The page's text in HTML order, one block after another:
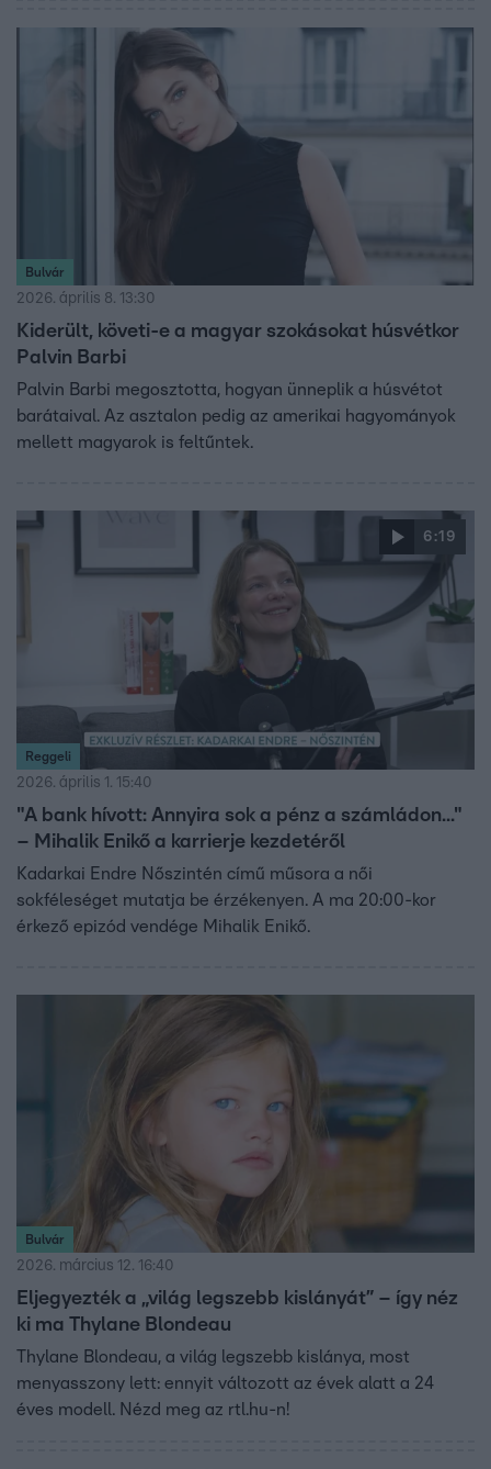
Bulvár
2026. április 8. 13:30
Kiderült, követi-e a magyar szokásokat húsvétkor
Palvin Barbi
Palvin Barbi megosztotta, hogyan ünneplik a húsvétot
barátaival. Az asztalon pedig az amerikai hagyományok
mellett magyarok is feltűntek.
6:19
Reggeli
2026. április 1. 15:40
"A bank hívott: Annyira sok a pénz a számládon..."
– Mihalik Enikő a karrierje kezdetéről
Kadarkai Endre Nőszintén című műsora a női
sokféleséget mutatja be érzékenyen. A ma 20:00-kor
érkező epizód vendége Mihalik Enikő.
Bulvár
2026. március 12. 16:40
Eljegyezték a „világ legszebb kislányát” – így néz
ki ma Thylane Blondeau
Thylane Blondeau, a világ legszebb kislánya, most
menyasszony lett: ennyit változott az évek alatt a 24
éves modell. Nézd meg az rtl.hu-n!